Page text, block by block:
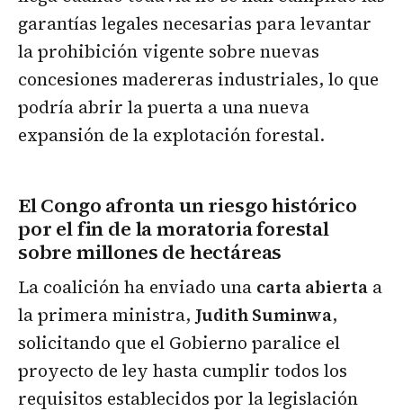
garantías legales necesarias para levantar
la prohibición vigente sobre nuevas
concesiones madereras industriales, lo que
podría abrir la puerta a una nueva
expansión de la explotación forestal.
El Congo afronta un riesgo histórico
por el fin de la moratoria forestal
sobre millones de hectáreas
La coalición ha enviado una carta abierta a
la primera ministra, Judith Suminwa,
solicitando que el Gobierno paralice el
proyecto de ley hasta cumplir todos los
requisitos establecidos por la legislación